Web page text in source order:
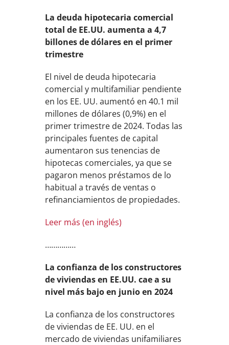
La deuda hipotecaria comercial
total de EE.UU. aumenta a 4,7
billones de dólares en el primer
trimestre
El nivel de deuda hipotecaria
comercial y multifamiliar pendiente
en los EE. UU. aumentó en 40.1 mil
millones de dólares (0,9%) en el
primer trimestre de 2024. Todas las
principales fuentes de capital
aumentaron sus tenencias de
hipotecas comerciales, ya que se
pagaron menos préstamos de lo
habitual a través de ventas o
refinanciamientos de propiedades.
Leer más (en inglés)
……………
La confianza de los constructores
de viviendas en EE.UU. cae a su
nivel más bajo en junio en 2024
La confianza de los constructores
de viviendas de EE. UU. en el
mercado de viviendas unifamiliares